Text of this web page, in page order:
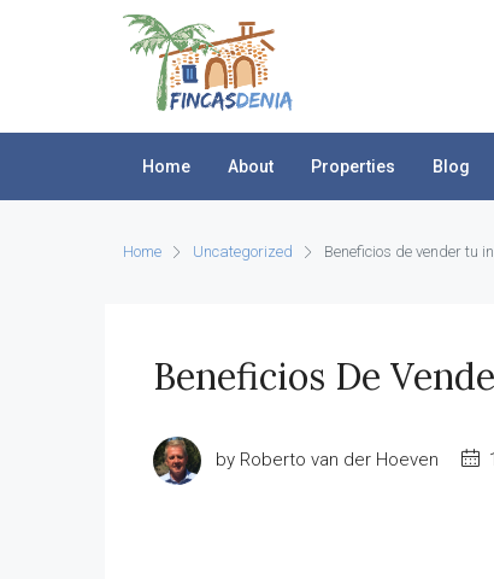
Home About Properties Blog
Home Uncategorized Beneficios de vender tu
Beneficios De
by Roberto van der Hoeven